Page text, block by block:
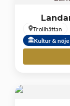
Trollhättan
Kultur & nöje